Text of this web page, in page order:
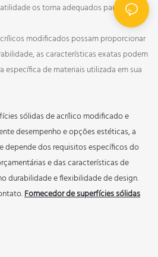
os torna adequados para diversas
modificados possam proporcionar
as características exatas podem
específica de materiais utilizada em sua
sólidas de acrílico modificado e
desempenho e opções estéticas, a
depende dos requisitos específicos do
e das características de
durabilidade e flexibilidade de design.
Fornecedor de superfícies sólidas